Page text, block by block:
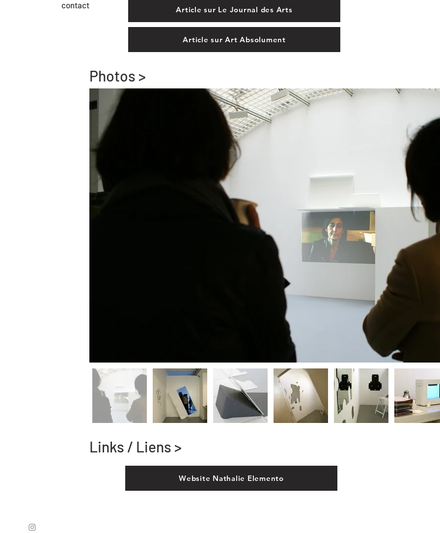
contact
Article sur Le Journal des Arts
Article sur Art Absolument
Photos >
Links / Liens >
Website Nathalie Elemento